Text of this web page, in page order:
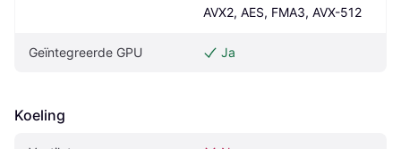
AVX2, AES, FMA3, AVX-512
Geïntegreerde GPU Ja
Koeling